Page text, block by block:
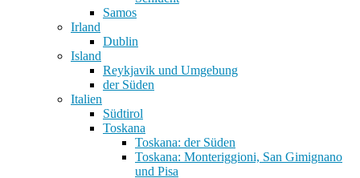
Samos
Irland
Dublin
Island
Reykjavik und Umgebung
der Süden
Italien
Südtirol
Toskana
Toskana: der Süden
Toskana: Monteriggioni, San Gimignano
und Pisa